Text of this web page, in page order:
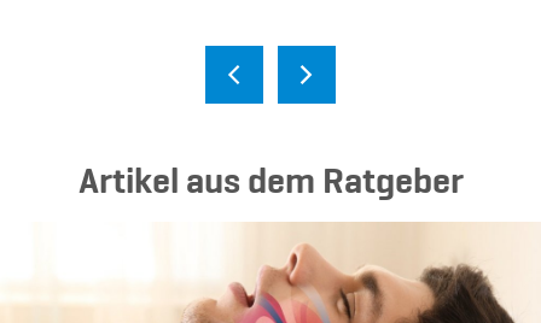
Ar­ti­kel aus dem Rat­ge­ber